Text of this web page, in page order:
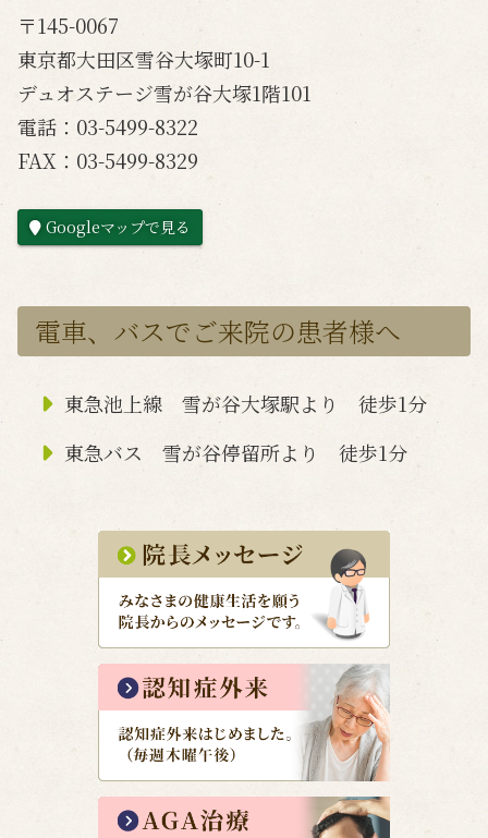
〒145-0067
東京都大田区雪谷大塚町10-1
デュオステージ雪が谷大塚1階101
電話：03-5499-8322
FAX：03-5499-8329
Googleマップで見る
電車、バスでご来院の患者様へ
東急池上線 雪が谷大塚駅より 徒歩1分
東急バス 雪が谷停留所より 徒歩1分